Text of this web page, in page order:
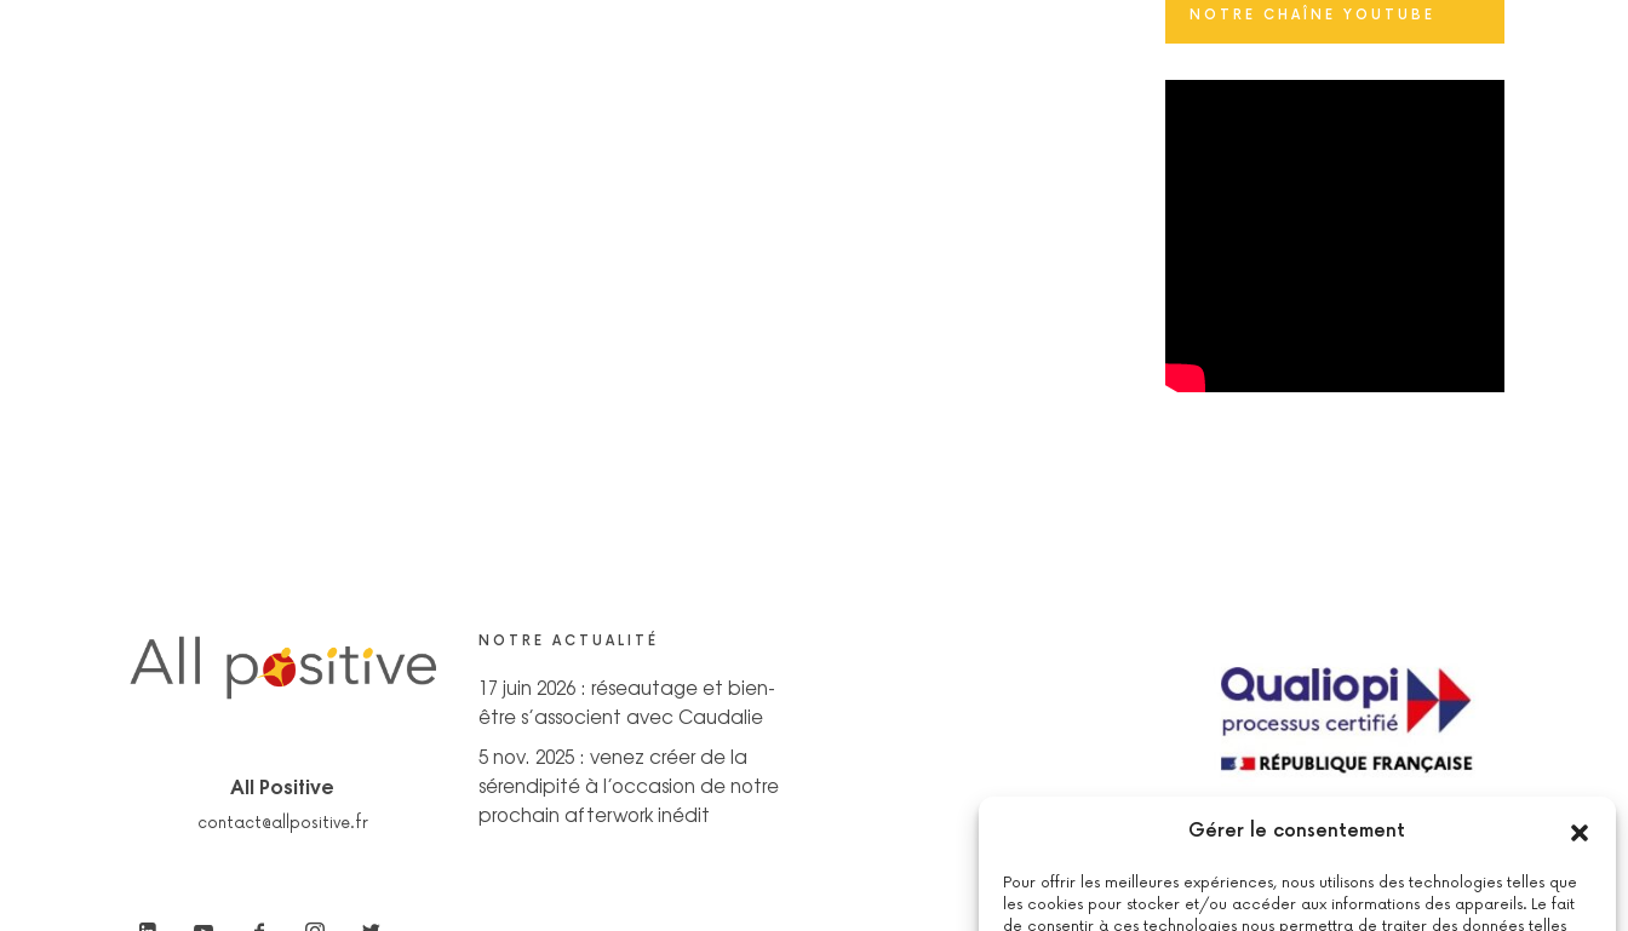
Gérer le consentement
Pour offrir les meilleures expériences, nous utilisons des technologies telles que
les cookies pour stocker et/ou accéder aux informations des appareils. Le fait
de consentir à ces technologies nous permettra de traiter des données telles
NOTRE CHAÎNE YOUTUBE
All Positive
contact@allpositive.fr
NOTRE ACTUALITÉ
17 juin 2026 : réseautage et bien-
être s’associent avec Caudalie
5 nov. 2025 : venez créer de la
sérendipité à l’occasion de notre
prochain afterwork inédit
La certification qualité a été délivrée au
de formations.Voir le certificat